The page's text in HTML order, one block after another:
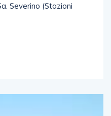
Severino (Stazioni